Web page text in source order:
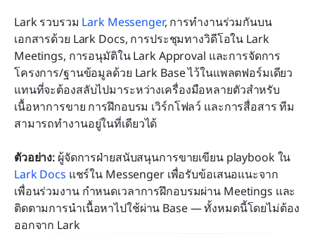
Lark รวบรวม Lark Messenger, การทำงานร่วมกันบน
เอกสารด้วย Lark Docs, การประชุมทางวิดีโอใน Lark
Meetings, การอนุมัติใน Lark Approval และการจัดการ
โครงการ/ฐานข้อมูลด้วย Lark Base ไว้ในแพลตฟอร์มเดียว
แทนที่จะต้องสลับไปมาระหว่างเครื่องมือหลายตัวสำหรับ
เนื้อหาการขาย การฝึกอบรม เวิร์กโฟลว์ และการสื่อสาร ทีม
สามารถทำงานอยู่ในที่เดียวได้
ตัวอย่าง:
Lark Docs แชร์ใน Messenger เพื่อรับข้อเสนอแนะจาก
เพื่อนร่วมงาน กำหนดเวลาการฝึกอบรมผ่าน Meetings และ
ติดตามการนำเนื้อหาไปใช้ผ่าน Base — ทั้งหมดนี้โดยไม่ต้อง
ออกจาก Lark